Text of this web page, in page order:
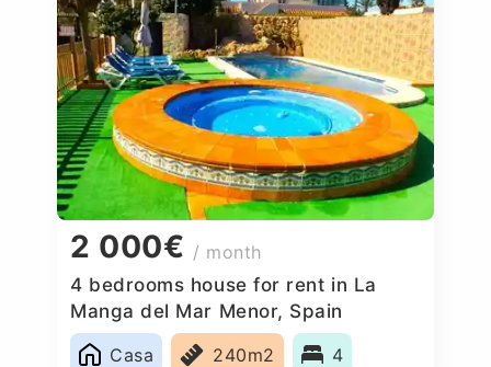
2 000€ / month
4 bedrooms house for rent in La
Manga del Mar Menor, Spain
Casa
240m2 4